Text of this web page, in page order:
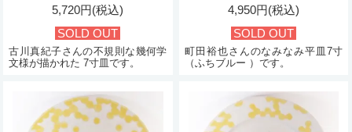
5,720円(税込)
SOLD OUT
古川真紀子さんの不規則な幾何学
文様が描かれた 7寸皿です。
4,950円(税込)
SOLD OUT
町田裕也さんのなみなみ平皿7寸
（ふちブルー ）です。